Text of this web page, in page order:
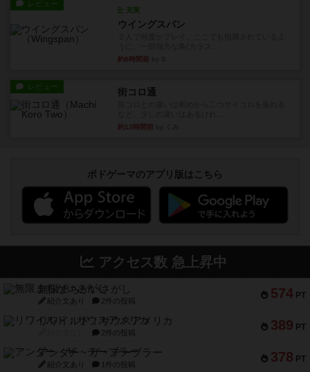
レビュー
充実
ウイングスパン
約8時間前
レビュー 街コロ通
約13時間前
ボドゲーマのアプリ版はこちら
アクセス数 急上昇中
574 PT
無限まちがいさがし
紹介文あり 2件の投稿
389 PT
リワイルド：サウスアメリカ
2件の投稿
378 PT
アンダー・ザ・テーブラー
紹介文あり 1件の投稿